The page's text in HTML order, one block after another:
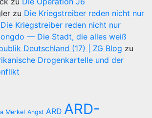
zu Die Kriegstreiber reden nicht nur
Die Kriegstreiber reden nicht nur
— Die Stadt, die alles weiß
Deutschland (17) | ZG Blog zu
Drogenkartelle und der
Merkel Angst ARD ARD-